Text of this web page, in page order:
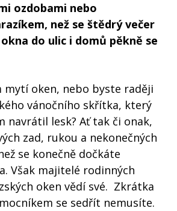
ozdobami nebo
než se štědrý večer
do ulic i domů pěkně se
mytí oken, nebo byste raději
vánočního skřítka, který
navrátil lesk? Ať tak či onak,
zad, rukou a nekonečných
se konečně dočkáte
Však majitelé rodinných
oken vědí své. Zkrátka
se sedřít nemusíte.